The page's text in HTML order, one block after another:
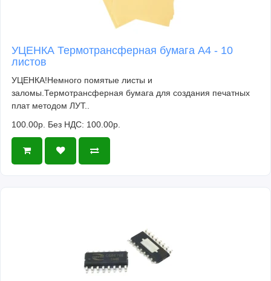
УЦЕНКА Термотрансферная бумага А4 - 10
листов
УЦЕНКА!Немного помятые листы и
заломы.Термотрансферная бумага для создания печатных
плат методом ЛУТ..
100.00р. Без НДС: 100.00р.